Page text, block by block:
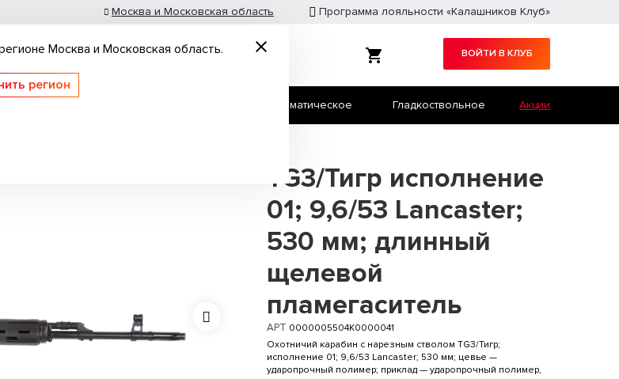
Москва и Московская область.
регион
Москва и Московская область Программа лояльности «Калашников Клуб»
ВОЙТИ В КЛУБ
Травматическое Гладкоствольное Акции
Lancaster; 530 мм; длинный щелевой пламегаситель
TG3/Тигр исполнение
01; 9,6/53 Lancaster;
530 мм; длинный
щелевой
пламегаситель
АРТ 0000005504K0000041
Охотничий карабин с нарезным стволом TG3/Тигр;
исполнение 01; 9,6/53 Lancaster; 530 мм; цевье —
ударопрочный полимер; приклад — ударопрочный полимер,